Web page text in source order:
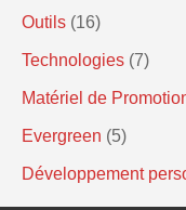
Outils (16)
Technologies (7)
Matériel de
Evergreen (5)
Développement